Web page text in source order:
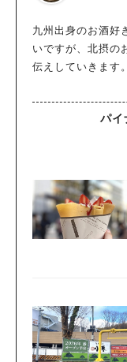
九州出身のお酒好
いですが、北摂の
伝えしていきます。
パイ